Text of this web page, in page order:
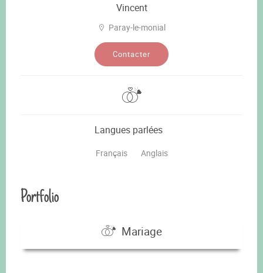
Vincent
Paray-le-monial
Contacter
Langues parlées
Français Anglais
Portfolio
Mariage